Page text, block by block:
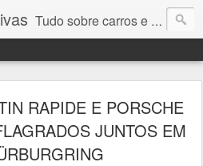
Tudo sobre carros e motores
RAPIDE E PORSCHE
JUNTOS EM